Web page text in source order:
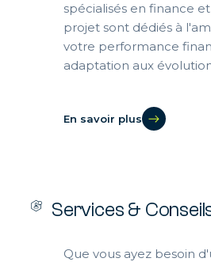
spécialisés en finance
projet sont dédiés à
votre performance
adaptation aux
En savoir plus
Services &
Que vous ayez besoin